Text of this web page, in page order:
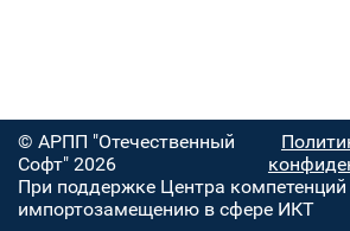
© АРПП "Отечественный
Софт" 2026
При поддержке Центра компетенций
импортозамещению в сфере ИКТ